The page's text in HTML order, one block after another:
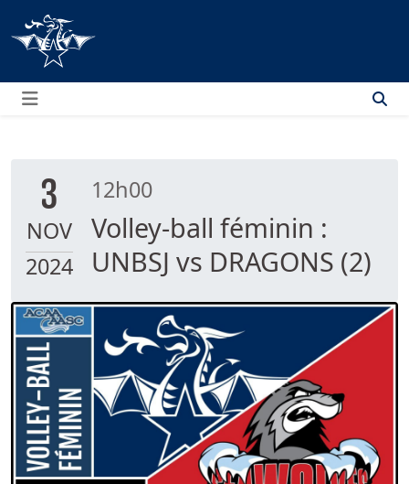
Menu
3
NOV
2024
12h00
Volley-ball féminin :
UNBSJ vs DRAGONS (2)